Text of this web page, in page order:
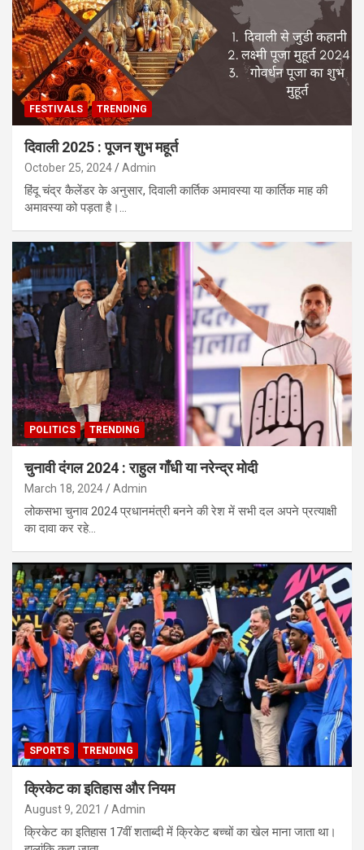
FESTIVALS TRENDING
दिवाली 2025 : पूजन शुभ महूर्त
October 25, 2024 Admin
हिंदू चंद्र कैलेंडर के अनुसार, दिवाली कार्तिक अमावस्या या कार्तिक माह की
अमावस्या को पड़ता है।…
POLITICS TRENDING
चुनावी दंगल 2024 : राहुल गाँधी या नरेन्द्र मोदी
March 18, 2024 Admin
लोकसभा चुनाव 2024 प्रधानमंत्री बनने की रेश में सभी दल अपने प्रत्याक्षी
का दावा कर रहे…
SPORTS TRENDING
क्रिकेट का इतिहास और नियम
August 9, 2021 Admin
क्रिकेट का इतिहास 17वीं शताब्दी में क्रिकेट बच्चों का खेल माना जाता था।